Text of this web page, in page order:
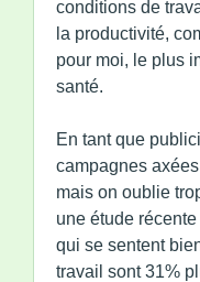
conditions de
la productivité,
pour moi, le plus
santé.
En tant que
campagnes
mais on oublie
une étude
qui se sentent
travail sont 31%